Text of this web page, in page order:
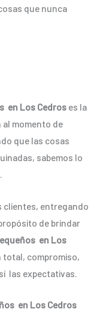
que nunca
en Los Cedroses la
momento de
que las cosas
sabemos lo
clientes, entregando
de brindar
en Los
compromiso,
las expectativas.
en Los Cedros